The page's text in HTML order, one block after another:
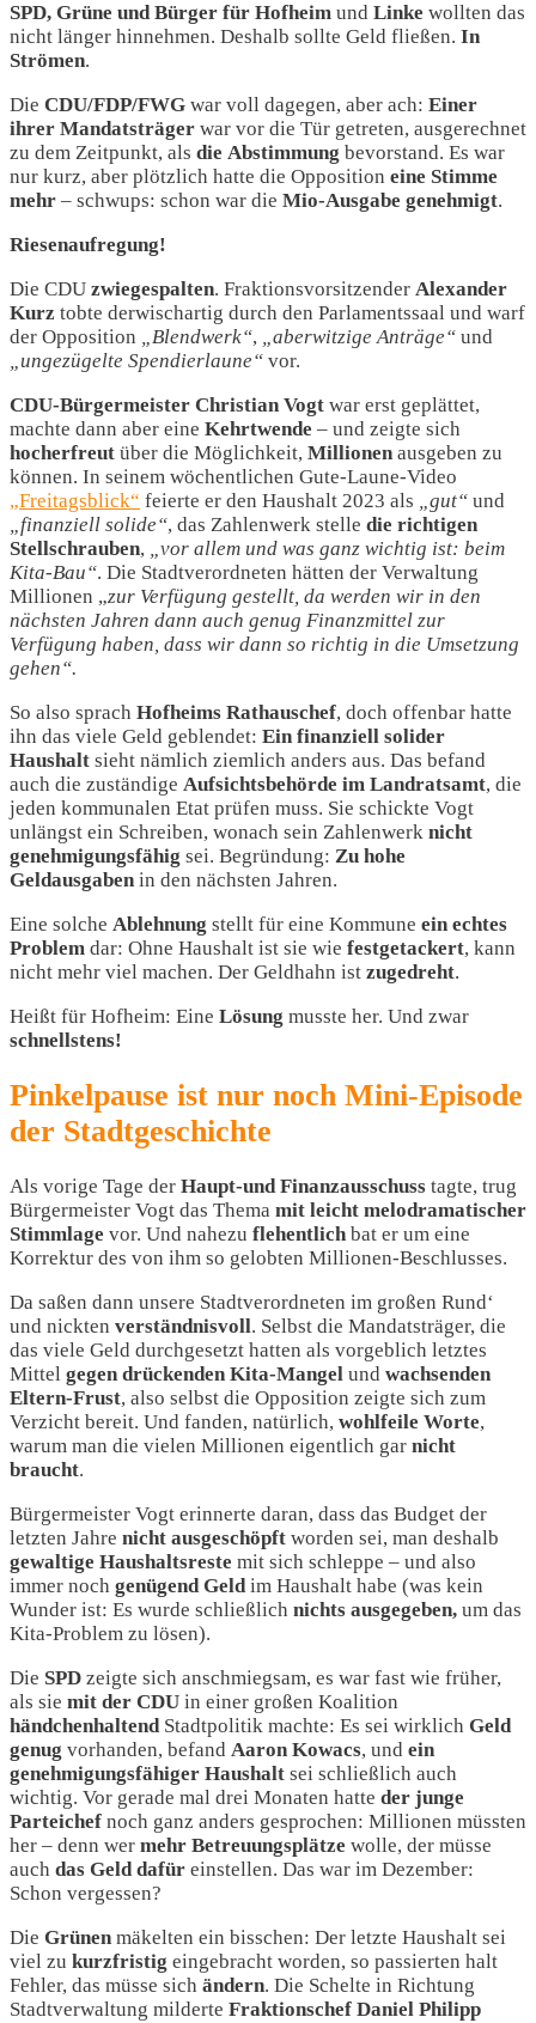
SPD, Grüne und Bürger für Hofheim und Linke wollten das
nicht länger hinnehmen. Deshalb sollte Geld fließen. In
Strömen.
Die CDU/FDP/FWG war voll dagegen, aber ach: Einer
ihrer Mandatsträger war vor die Tür getreten, ausgerechnet
zu dem Zeitpunkt, als die Abstimmung bevorstand. Es war
nur kurz, aber plötzlich hatte die Opposition eine Stimme
mehr – schwups: schon war die Mio-Ausgabe genehmigt.
Riesenaufregung!
Die CDU zwiegespalten. Fraktionsvorsitzender Alexander
Kurz tobte derwischartig durch den Parlamentssaal und warf
der Opposition „Blendwerk“, „aberwitzige Anträge“ und
„ungezügelte Spendierlaune“ vor.
CDU-Bürgermeister Christian Vogt war erst geplättet,
machte dann aber eine Kehrtwende – und zeigte sich
hocherfreut über die Möglichkeit, Millionen ausgeben zu
können. In seinem wöchentlichen Gute-Laune-Video
„Freitagsblick“ feierte er den Haushalt 2023 als „gut“ und
„finanziell solide“, das Zahlenwerk stelle die richtigen
Stellschrauben, „vor allem und was ganz wichtig ist: beim
Kita-Bau“. Die Stadtverordneten hätten der Verwaltung
Millionen „zur Verfügung gestellt, da werden wir in den
nächsten Jahren dann auch genug Finanzmittel zur
Verfügung haben, dass wir dann so richtig in die Umsetzung
gehen“.
So also sprach Hofheims Rathauschef, doch offenbar hatte
ihn das viele Geld geblendet: Ein finanziell solider
Haushalt sieht nämlich ziemlich anders aus. Das befand
auch die zuständige Aufsichtsbehörde im Landratsamt, die
jeden kommunalen Etat prüfen muss. Sie schickte Vogt
unlängst ein Schreiben, wonach sein Zahlenwerk nicht
genehmigungsfähig sei. Begründung: Zu hohe
Geldausgaben in den nächsten Jahren.
Eine solche Ablehnung stellt für eine Kommune ein echtes
Problem dar: Ohne Haushalt ist sie wie festgetackert, kann
nicht mehr viel machen. Der Geldhahn ist zugedreht.
Heißt für Hofheim: Eine Lösung musste her. Und zwar
schnellstens!
Pinkelpause ist nur noch Mini-Episode
der Stadtgeschichte
Als vorige Tage der Haupt-und Finanzausschuss tagte, trug
Bürgermeister Vogt das Thema mit leicht melodramatischer
Stimmlage vor. Und nahezu flehentlich bat er um eine
Korrektur des von ihm so gelobten Millionen-Beschlusses.
Da saßen dann unsere Stadtverordneten im großen Rund‘
und nickten verständnisvoll. Selbst die Mandatsträger, die
das viele Geld durchgesetzt hatten als vorgeblich letztes
Mittel gegen drückenden Kita-Mangel und wachsenden
Eltern-Frust, also selbst die Opposition zeigte sich zum
Verzicht bereit. Und fanden, natürlich, wohlfeile Worte,
warum man die vielen Millionen eigentlich gar nicht
braucht.
Bürgermeister Vogt erinnerte daran, dass das Budget der
letzten Jahre nicht ausgeschöpft worden sei, man deshalb
gewaltige Haushaltsreste mit sich schleppe – und also
immer noch genügend Geldim Haushalt habe (was kein
Wunder ist: Es wurde schließlich nichts ausgegeben, um das
Kita-Problem zu lösen).
Die SPD zeigte sich anschmiegsam, es war fast wie früher,
als sie mit der CDU in einer großen Koalition
händchenhaltendStadtpolitik machte: Es sei wirklich Geld
genug vorhanden, befand Aaron Kowacs, und ein
genehmigungsfähiger Haushalt sei schließlich auch
wichtig. Vor gerade mal drei Monaten hatte der junge
Parteichef noch ganz anders gesprochen: Millionen müssten
her – denn wer mehr Betreuungsplätze wolle, der müsse
auch das Geld dafür einstellen. Das war im Dezember:
Schon vergessen?
Die Grünen mäkelten ein bisschen: Der letzte Haushalt sei
viel zu kurzfristig eingebracht worden, so passierten halt
Fehler, das müsse sich ändern. Die Schelte in Richtung
Stadtverwaltung milderte Fraktionschef Daniel Philipp